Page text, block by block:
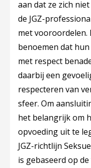
aan dat ze zich
de JGZ-
met vooroordelen.
benoemen dat
met respect
daarbij een
respecteren van
sfeer. Om
het belangrijk om
opvoeding uit te
JGZ-richtlijn
is gebaseerd op